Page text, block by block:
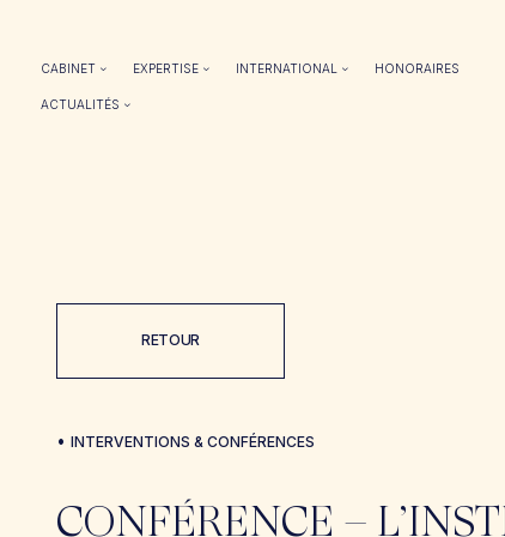
CABINET EXPERTISE INTERNATIONAL HONORAIRES
ACTUALITÉS
RETOUR
•INTERVENTIONS & CONFÉRENCES
CONFÉRENCE –